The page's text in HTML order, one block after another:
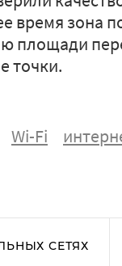
время зона
площади
точки.
Wi-Fi
СЕТЯХ